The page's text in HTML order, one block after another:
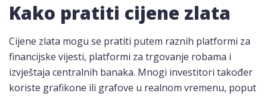
Kako pratiti cijene zlata
Cijene zlata mogu se pratiti putem raznih platformi za
financijske vijesti, platformi za trgovanje robama i
izvještaja centralnih banaka. Mnogi investitori također
koriste grafikone ili grafove u realnom vremenu, poput